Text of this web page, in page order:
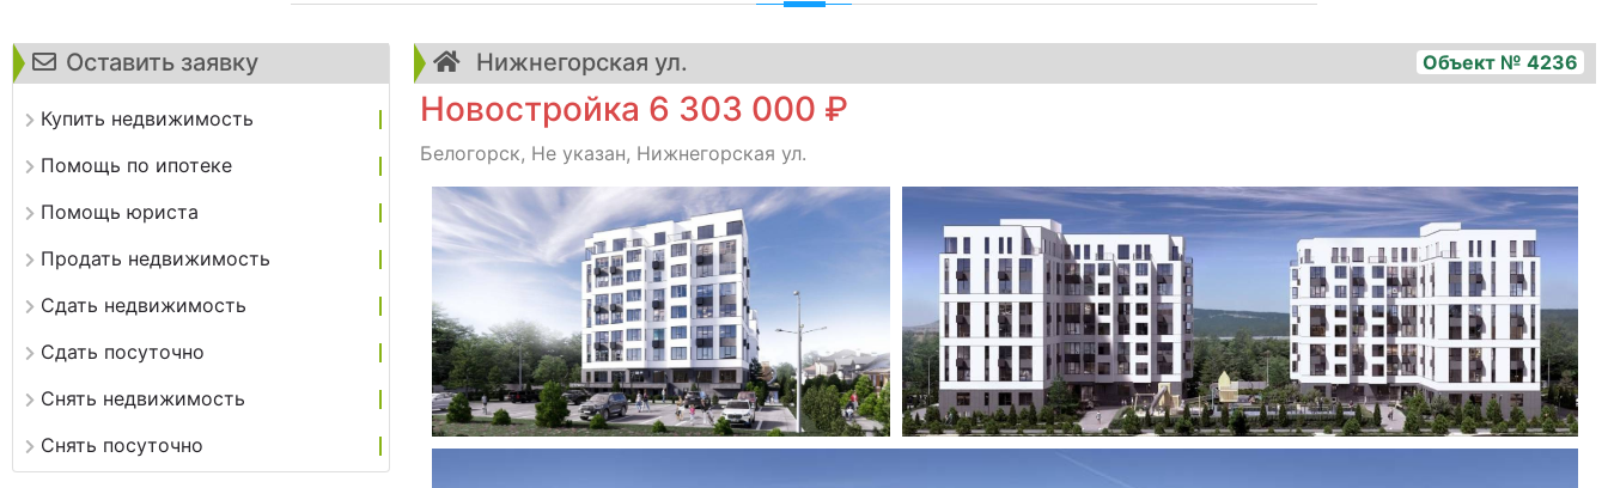
Оставить заявку
Купить недвижимость
Помощь по ипотеке
Помощь юриста
Продать недвижимость
Сдать недвижимость
Сдать посуточно
Снять недвижимость
Снять посуточно
Нижнегорская ул. Объект № 4236
Новостройка 6 303 000 ₽
Белогорск, Не указан, Нижнегорская ул.